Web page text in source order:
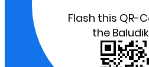
Flash this QR-
the